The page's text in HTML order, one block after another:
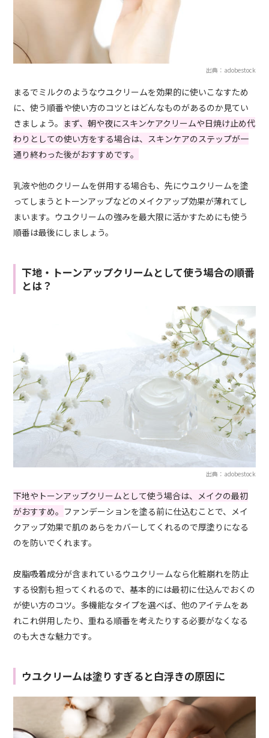
出典：adobestock
まるでミルクのようなウユクリームを効果的に使いこなすため
に、使う順番や使い方のコツとはどんなものがあるのか見てい
きましょう。 まず、朝や夜にスキンケアクリームや日焼け止め代
わりとしての使い方をする場合は、スキンケアのステップが一
通り終わった後がおすすめです。
乳液や他のクリームを併用する場合も、先にウユクリームを塗
ってしまうとトーンアップなどのメイクアップ効果が薄れてし
まいます。ウユクリームの強みを最大限に活かすためにも使う
順番は最後にしましょう。
下地・トーンアップクリームとして使う場合の順番
とは？
出典：adobestock
下地やトーンアップクリームとして使う場合は、メイクの最初
がおすすめ。 ファンデーションを塗る前に仕込むことで、メイ
クアップ効果で肌のあらをカバーしてくれるので厚塗りになる
のを防いでくれます。
皮脂吸着成分が含まれているウユクリームなら化粧崩れを防止
する役割も担ってくれるので、基本的には最初に仕込んでおくの
が使い方のコツ。多機能なタイプを選べば、他のアイテムをあ
れこれ併用したり、重ねる順番を考えたりする必要がなくなる
のも大きな魅力です。
ウユクリームは塗りすぎると白浮きの原因に